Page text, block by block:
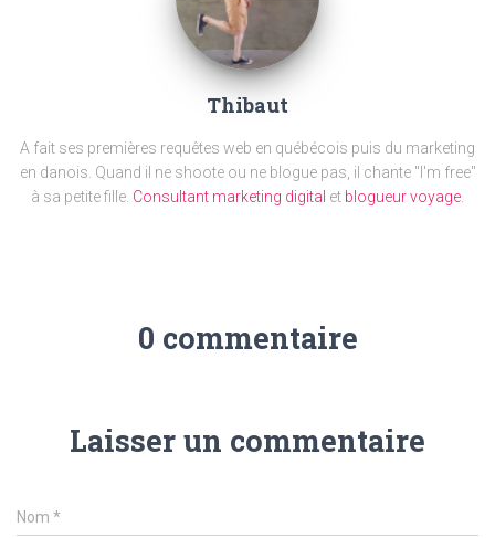
Thibaut
A fait ses premières requêtes web en québécois puis du marketing
en danois. Quand il ne shoote ou ne blogue pas, il chante "I'm free"
à sa petite fille. Consultant marketing digital et blogueur voyage.
0 commentaire
Laisser un commentaire
Nom *